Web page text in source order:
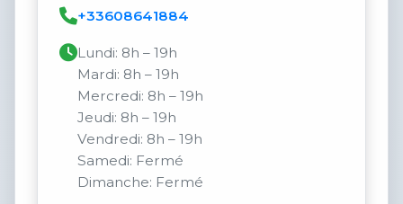
+33608641884
Lundi: 8h – 19h
Mardi: 8h – 19h
Mercredi: 8h – 19h
Jeudi: 8h – 19h
Vendredi: 8h – 19h
Samedi: Fermé
Dimanche: Fermé